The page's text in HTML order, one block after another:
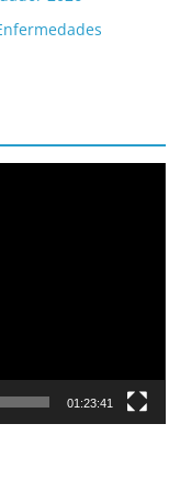
01:23:41